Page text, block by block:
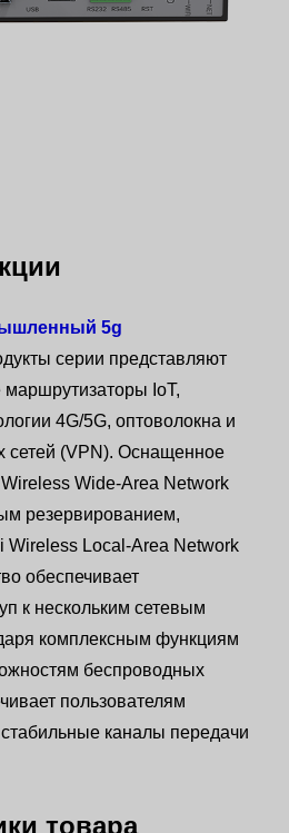
5g
серии представляют
IoT,
4G/5G, оптоволокна и
сетей (VPN). Оснащенное
Wide-Area Network
резервированием,
Wireless Local-Area Network
обеспечивает
к нескольким сетевым
комплексным функциям
беспроводных
пользователям
каналы передачи
товара